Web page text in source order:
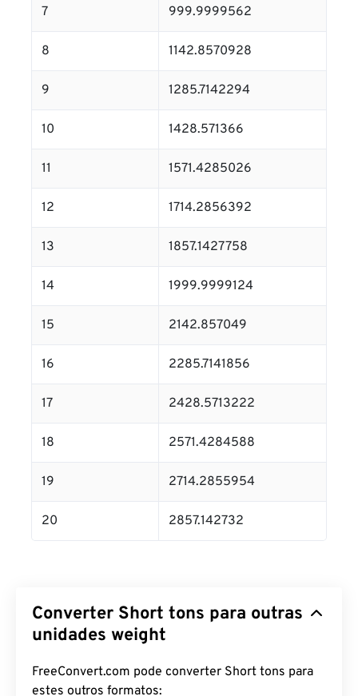
7 999.9999562
8 1142.8570928
9 1285.7142294
10 1428.571366
11 1571.4285026
12 1714.2856392
13 1857.1427758
14 1999.9999124
15 2142.857049
16 2285.7141856
17 2428.5713222
18 2571.4284588
19 2714.2855954
20 2857.142732
Converter Short tons para outras
unidades weight
FreeConvert.com pode converter Short tons para
estes outros formatos: